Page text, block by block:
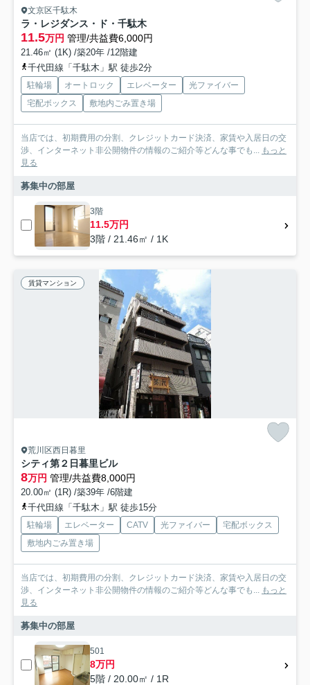
文京区千駄木
ラ・レジダンス・ド・千駄木
11.5万円 管理/共益費6,000円
21.46㎡ (1K) /築20年 /12階建
千代田線「千駄木」駅 徒歩2分
駐輪場 オートロック エレベーター
光ファイバー
宅配ボックス
敷地内ごみ置き場
当店では、初期費用の分割、クレジットカード決済、家賃や入居日の交
渉、インターネット非公開物件の情報のご紹介等どんな事でも...
もっと
見る
募集中の部屋
3階
11.5万円
3階 / 21.46㎡ / 1K
賃貸マンション
荒川区西日暮里
シティ第２日暮里ビル
8万円 管理/共益費8,000円
20.00㎡ (1R) /築39年 /6階建
千代田線「千駄木」駅 徒歩15分
駐輪場 エレベーター CATV 光ファイバー
宅配ボックス
敷地内ごみ置き場
当店では、初期費用の分割、クレジットカード決済、家賃や入居日の交
渉、インターネット非公開物件の情報のご紹介等どんな事でも...
もっと
見る
募集中の部屋
501
8万円
5階 / 20.00㎡ / 1R